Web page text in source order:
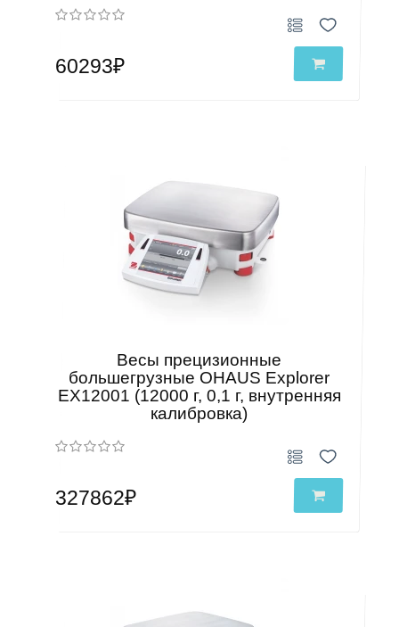
60293₽
Весы прецизионные
большегрузные OHAUS Explorer
EX12001 (12000 г, 0,1 г, внутренняя
калибровка)
327862₽